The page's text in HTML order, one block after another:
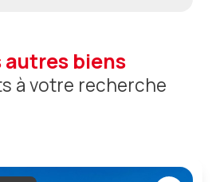
autres biens
à votre recherche